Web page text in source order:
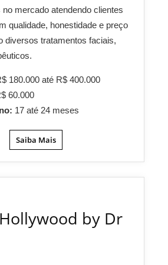
mercado atendendo clientes
qualidade, honestidade e preço
diversos tratamentos faciais,
180.000 até R$ 400.000
60.000
17 até 24 meses
Saiba Mais
by Dr